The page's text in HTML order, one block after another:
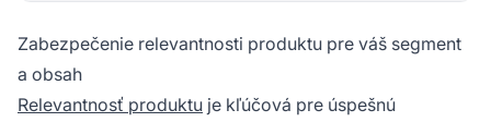
Zabezpečenie relevantnosti produktu pre váš segment
a obsah
Relevantnosť produktu je kľúčová pre úspešnú